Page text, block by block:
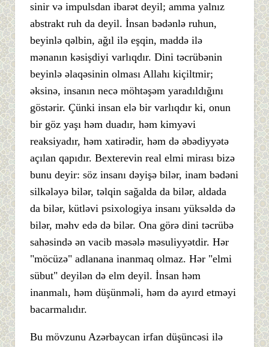
sinir və impulsdan ibarət deyil; amma yalnız
abstrakt ruh da deyil. İnsan bədənlə ruhun,
beyinlə qəlbin, ağıl ilə eşqin, maddə ilə
mənanın kəsişdiyi varlıqdır. Dini təcrübənin
beyinlə əlaqəsinin olması Allahı kiçiltmir;
əksinə, insanın necə möhtəşəm yaradıldığını
göstərir. Çünki insan elə bir varlıqdır ki, onun
bir göz yaşı həm duadır, həm kimyəvi
reaksiyadır, həm xatirədir, həm də əbədiyyətə
açılan qapıdır. Bexterevin real elmi mirası bizə
bunu deyir: söz insanı dəyişə bilər, inam bədəni
silkələyə bilər, təlqin sağalda da bilər, aldada
da bilər, kütləvi psixologiya insanı yüksəldə də
bilər, məhv edə də bilər. Ona görə dini təcrübə
sahəsində ən vacib məsələ məsuliyyətdir. Hər
"möcüzə" adlanana inanmaq olmaz. Hər "elmi
sübut" deyilən də elm deyil. İnsan həm
inanmalı, həm düşünməli, həm də ayırd etməyi
bacarmalıdır.
Bu mövzunu Azərbaycan irfan düşüncəsi ilə